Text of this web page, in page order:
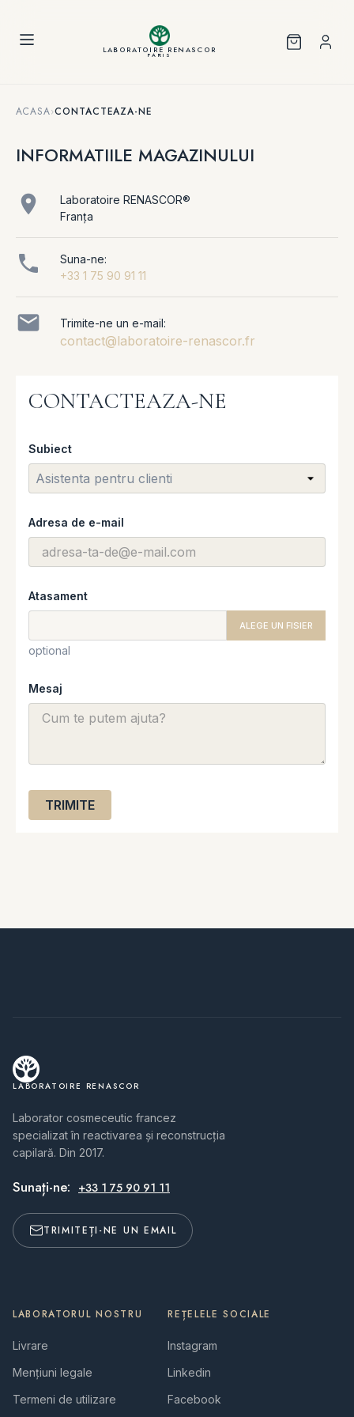
LABORATOIRE RENASCOR
PARIS
ACASA›CONTACTEAZA-NE
INFORMATIILE MAGAZINULUI

Laboratoire RENASCOR®
Franța

Suna-ne:
+33 1 75 90 91 11
 Trimite-ne un e-mail:
contact@laboratoire-renascor.fr
CONTACTEAZA-NE
Subiect
Adresa de e-mail
Atasament
ALEGE UN FISIER
optional
Mesaj
LABORATOIRE RENASCOR
Laborator cosmeceutic francez
specializat în reactivarea și reconstrucția
capilară. Din 2017.
Sunați-ne: +33 1 75 90 91 11
TRIMITEȚI-NE UN EMAIL
LABORATORUL NOSTRU
Livrare
Mențiuni legale
Termeni de utilizare
REȚELELE SOCIALE
Instagram
Linkedin
Facebook